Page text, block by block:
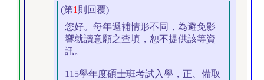
(第1 則回覆)
您好。每年遞補情形不同，為避免影
響就讀意願之查填，恕不提供該等資
訊。
115學年度碩士班考試入學，正、備取